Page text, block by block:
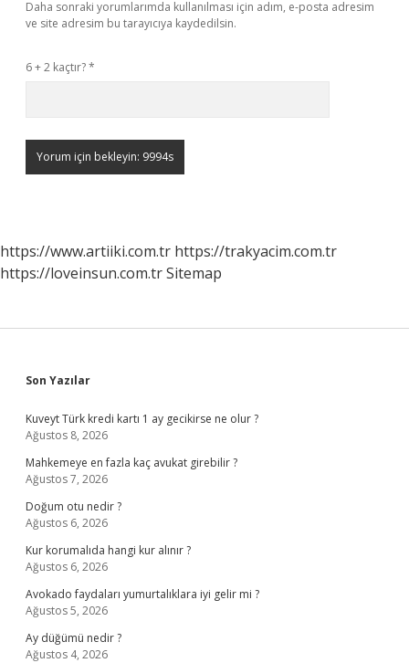
Daha sonraki yorumlarımda kullanılması için adım, e-posta adresim
ve site adresim bu tarayıcıya kaydedilsin.
6 + 2 kaçtır?*
https://www.artiiki.com.tr https://trakyacim.com.tr
https://loveinsun.com.trSitemap
Sidebar
Son Yazılar
Kuveyt Türk kredi kartı 1 ay gecikirse ne olur ?
Ağustos 8, 2026
Mahkemeye en fazla kaç avukat girebilir ?
Ağustos 7, 2026
Doğum otu nedir ?
Ağustos 6, 2026
Kur korumalıda hangi kur alınır ?
Ağustos 6, 2026
Avokado faydaları yumurtalıklara iyi gelir mi ?
Ağustos 5, 2026
Ay düğümü nedir ?
Ağustos 4, 2026